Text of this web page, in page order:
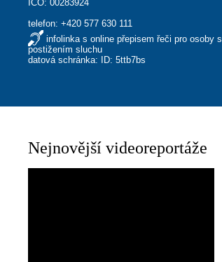
IČO: 00283924
telefon:+420 577 630 111
infolinka s online přepisem řeči pro osoby s
postižením sluchu
datová schránka: ID: 5ttb7bs
Nejnovější videoreportáže